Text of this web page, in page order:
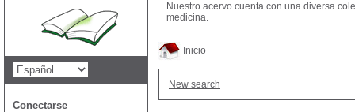
Inicio
New search
Nuestro acervo cuenta con una diversa
medicina.
Conectarse